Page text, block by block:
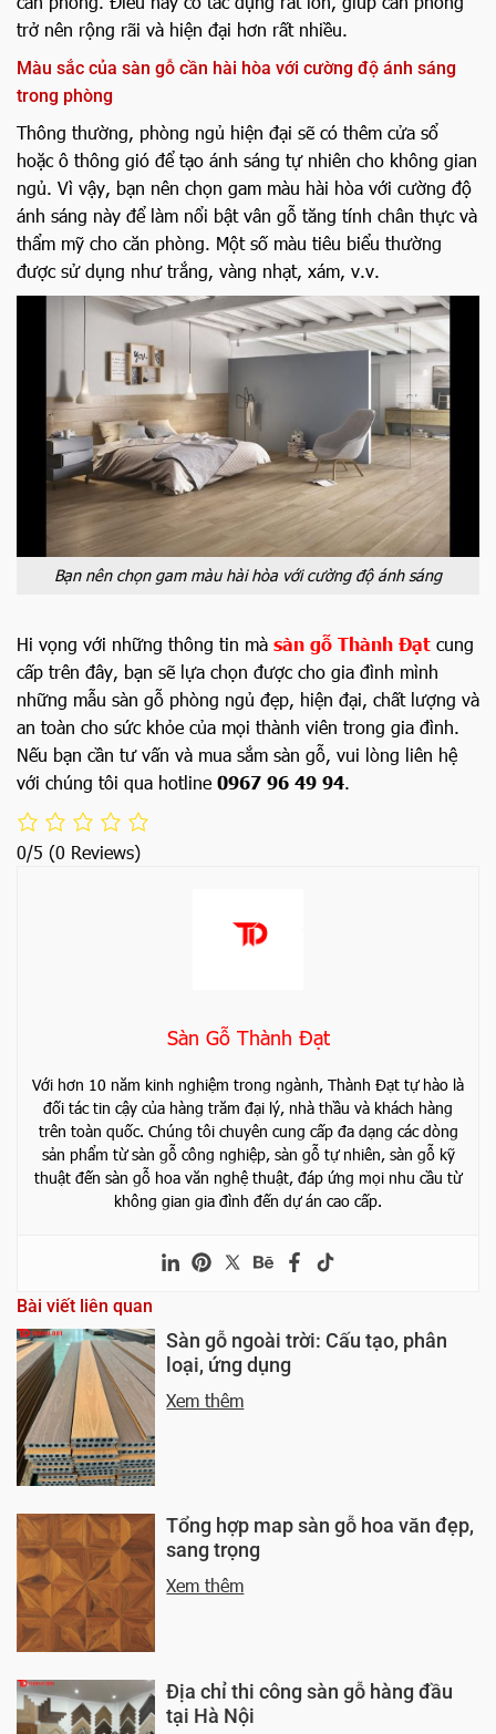
trở nên rộng rãi và hiện đại hơn rất nhiều.
Màu sắc của sàn gỗ cần hài hòa với cường độ ánh sáng
trong phòng
Thông thường, phòng ngủ hiện đại sẽ có thêm cửa sổ
hoặc ô thông gió để tạo ánh sáng tự nhiên cho không gian
ngủ. Vì vậy, bạn nên chọn gam màu hài hòa với cường độ
ánh sáng này để làm nổi bật vân gỗ tăng tính chân thực và
thẩm mỹ cho căn phòng. Một số màu tiêu biểu thường
được sử dụng như trắng, vàng nhạt, xám, v.v.
Bạn nên chọn gam màu hài hòa với cường độ ánh sáng
Hi vọng với những thông tin mà sàn gỗ Thành Đạt cung
cấp trên đây, bạn sẽ lựa chọn được cho gia đình mình
những mẫu sàn gỗ phòng ngủ đẹp, hiện đại, chất lượng và
an toàn cho sức khỏe của mọi thành viên trong gia đình.
Nếu bạn cần tư vấn và mua sắm sàn gỗ, vui lòng liên hệ
với chúng tôi qua hotline 0967 96 49 94.
0/5 (0 Reviews)
Sàn Gỗ Thành Đạt
Với hơn 10 năm kinh nghiệm trong ngành, Thành Đạt tự hào là
đối tác tin cậy của hàng trăm đại lý, nhà thầu và khách hàng
trên toàn quốc. Chúng tôi chuyên cung cấp đa dạng các dòng
sản phẩm từ sàn gỗ công nghiệp, sàn gỗ tự nhiên, sàn gỗ kỹ
thuật đến sàn gỗ hoa văn nghệ thuật, đáp ứng mọi nhu cầu từ
không gian gia đình đến dự án cao cấp.
Bài viết liên quan
Sàn gỗ ngoài trời: Cấu tạo, phân
loại, ứng dụng
Xem thêm
Tổng hợp map sàn gỗ hoa văn đẹp,
sang trọng
Xem thêm
Địa chỉ thi công sàn gỗ hàng đầu
tại Hà Nội